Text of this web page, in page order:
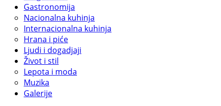
Gastronomija
Nacionalna kuhinja
Internacionalna kuhinja
Hrana i piće
Ljudi i dogadjaji
Život i stil
Lepota i moda
Muzika
Galerije